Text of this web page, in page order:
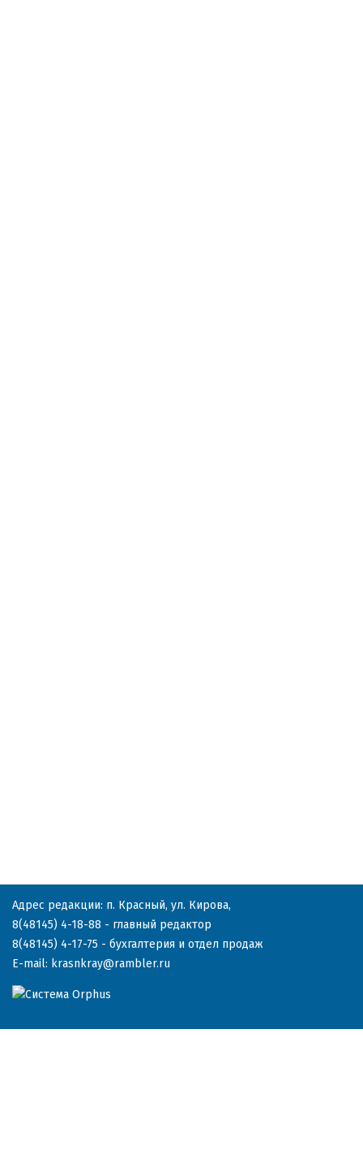
Адрес редакции: п. Красный, ул. Кирова,
8(48145) 4-18-88 - главный редактор
8(48145) 4-17-75 - бухгалтерия и отдел продаж
E-mail: krasnkray@rambler.ru